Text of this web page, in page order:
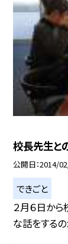
校長先生
公開日 2014/
できごと
２月６日か
な話をする